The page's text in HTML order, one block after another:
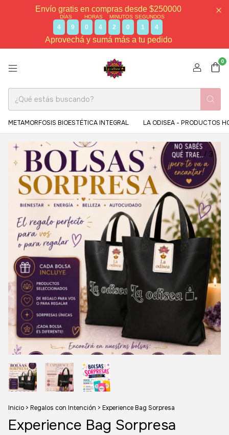
Envío gratis en compras desde $250000
DÍAS
4 9
HORAS
0 4
MINUTOS
2 0
SEGUNDOS
1 4
Aprovechá y sumá más a tu pedido
0
METAMORFOSIS BIOESTÉTICA INTEGRAL LA ODISEA - PRODUCTOS
1/ 3
Inicio > Regalos con Intención > Experience Bag Sorpresa
Experience Bag Sorpresa